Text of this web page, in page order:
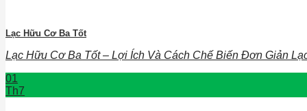
Lạc Hữu Cơ Ba Tốt
Lạc Hữu Cơ Ba Tốt – Lợi Ích Và Cách Chế Biến Đơn Giản
01
Th7